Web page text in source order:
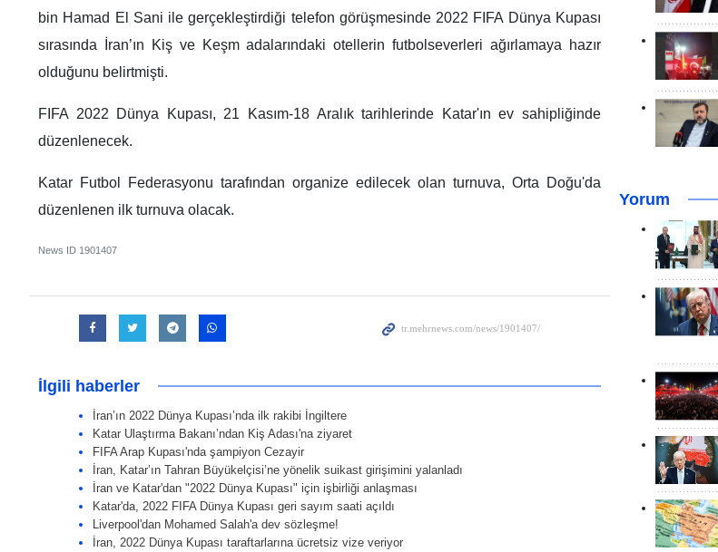
bin Hamad El Sani ile gerçekleştirdiği telefon görüşmesinde 2022 FIFA Dünya Kupası
sırasında İran’ın Kiş ve Keşm adalarındaki otellerin futbolseverleri ağırlamaya hazır
olduğunu belirtmişti.
FIFA 2022 Dünya Kupası, 21 Kasım-18 Aralık tarihlerinde Katar'ın ev sahipliğinde
düzenlenecek.
Katar Futbol Federasyonu tarafından organize edilecek olan turnuva, Orta Doğu'da
düzenlenen ilk turnuva olacak.
News ID 1901407
İlgili haberler
İran’ın 2022 Dünya Kupası’nda ilk rakibi İngiltere
Katar Ulaştırma Bakanı’ndan Kiş Adası'na ziyaret
FIFA Arap Kupası'nda şampiyon Cezayir
İran, Katar’ın Tahran Büyükelçisi’ne yönelik suikast girişimini yalanladı
İran ve Katar'dan "2022 Dünya Kupası" için işbirliği anlaşması
Katar'da, 2022 FIFA Dünya Kupası geri sayım saati açıldı
Liverpool'dan Mohamed Salah'a dev sözleşme!
İran, 2022 Dünya Kupası taraftarlarına ücretsiz vize veriyor
Yorum